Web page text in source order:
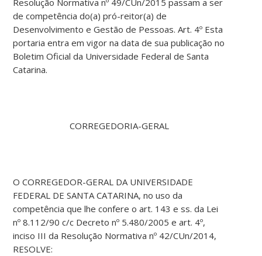
Resolução Normativa nº 49/CUn/2015 passam a ser
de competência do(a) pró-reitor(a) de
Desenvolvimento e Gestão de Pessoas. Art. 4º Esta
portaria entra em vigor na data de sua publicação no
Boletim Oficial da Universidade Federal de Santa
Catarina.
CORREGEDORIA-GERAL
O CORREGEDOR-GERAL DA UNIVERSIDADE
FEDERAL DE SANTA CATARINA, no uso da
competência que lhe confere o art. 143 e ss. da Lei
nº 8.112/90 c/c Decreto nº 5.480/2005 e art. 4º,
inciso III da Resolução Normativa nº 42/CUn/2014,
RESOLVE: